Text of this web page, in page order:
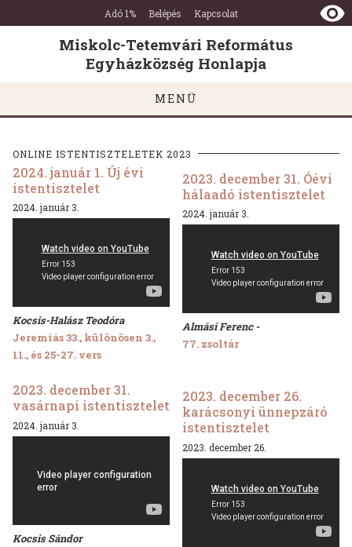
Miskolc-
Tetemvári
Református
Egyházközség
Honlapja
Ugrás a tartalomra
Ugrás a láblécre
Adó 1% Belépés Kapcsolat
Miskolc-Tetemvári Református
Egyházközség Honlapja
MENÜ
ONLINE ISTENTISZTELETEK 2023
2024. január 1. Új évi
istentisztelet
2024. január 3.
Kocsis-Halász Teodóra
Jeremiás 33., különösen 3.,
11., és 25-27. vers
2023. december 31. Óévi
hálaadó istentisztelet
2024. január 3.
Almási Ferenc -
77. zsoltár
2023. december 31.
vasárnapi istentisztelet
2024. január 3.
Kocsis Sándor
2023. december 26.
karácsonyi ünnepzáró
istentisztelet
2023. december 26.